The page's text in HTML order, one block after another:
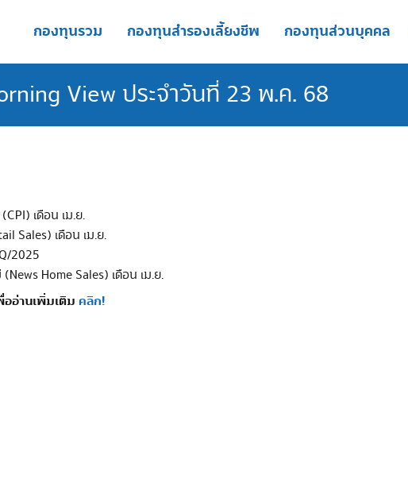
กองทุนรวม กองทุนสำรองเลี้ยงชีพ กองทุนส่วนบุคคล
View ประจำวันที่ 23 พ.ค. 68
เดือน เม.ย.
Sales) เดือน เม.ย.
2025
Home Sales) เดือน เม.ย.
ออ่านเพิ่มเติม คลิก!